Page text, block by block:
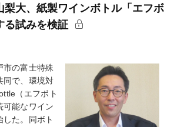
梨大、紙製ワインボトル「エフボ
試みを検証
の富士特殊
同で、環境対
（エフボト
可能なワイン
た。同ボト